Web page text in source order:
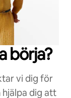
börja?
vi dig för
dig att